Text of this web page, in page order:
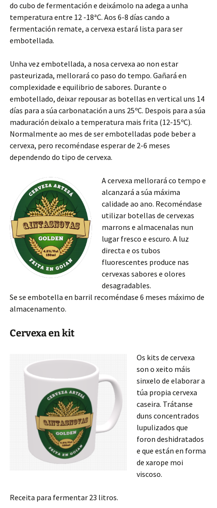
do cubo de fermentación e deixámolo na adega a unha
temperatura entre 12 -18ªC. Aos 6-8 días cando a
fermentación remate, a cervexa estará lista para ser
embotellada.
Unha vez embotellada, a nosa cervexa ao non estar
pasteurizada, mellorará co paso do tempo. Gañará en
complexidade e equilibrio de sabores. Durante o
embotellado, deixar repousar as botellas en vertical uns 14
días para a súa carbonatación a uns 25ºC. Despois para a súa
maduración deixalo a temperatura mais frita (12-15ºC).
Normalmente ao mes de ser embotelladas pode beber a
cervexa, pero recoméndase esperar de 2-6 meses
dependendo do tipo de cervexa.
A cervexa mellorará co tempo e
alcanzará a súa máxima
calidade ao ano. Recoméndase
utilizar botellas de cervexas
marrons e almacenalas nun
lugar fresco e escuro. A luz
directa e os tubos
fluorescentes produce nas
cervexas sabores e olores
desagradables.
Se se embotella en barril recoméndase 6 meses máximo de
almacenamento.
Cervexa en kit
Os kits de cervexa
son o xeito máis
sinxelo de elaborar a
túa propia cervexa
caseira. Trátanse
duns concentrados
lupulizados que
foron deshidratados
e que están en forma
de xarope moi
viscoso.
Receita para fermentar 23 litros.